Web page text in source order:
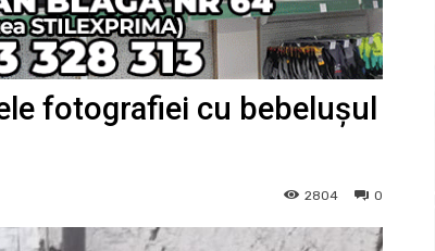
fotografiei cu bebelușul
0
2804